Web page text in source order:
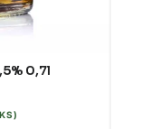
0,7l